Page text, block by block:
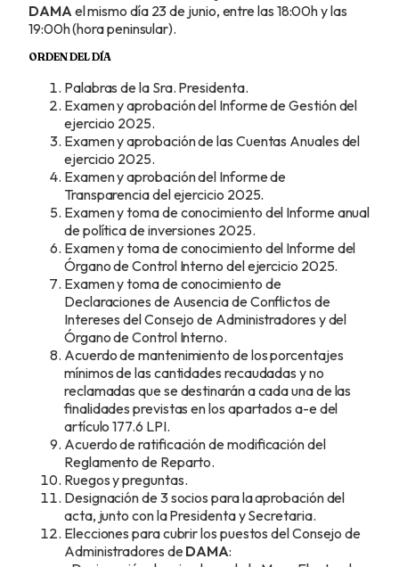
DAMAel mismo día 23 de junio, entre las 18:00h y las
19:00h (hora peninsular).
ORDEN DEL DÍA
Palabras de la Sra. Presidenta.
Examen y aprobación del Informe de Gestión del
ejercicio 2025.
Examen y aprobación de las Cuentas Anuales del
ejercicio 2025.
Examen y aprobación del Informe de
Transparencia del ejercicio 2025.
Examen y toma de conocimiento del Informe anual
de política de inversiones 2025.
Examen y toma de conocimiento del Informe del
Órgano de Control Interno del ejercicio 2025.
Examen y toma de conocimiento de
Declaraciones de Ausencia de Conflictos de
Intereses del Consejo de Administradores y del
Órgano de Control Interno.
Acuerdo de mantenimiento de los porcentajes
mínimos de las cantidades recaudadas y no
reclamadas que se destinarán a cada una de las
finalidades previstas en los apartados a-e del
artículo 177.6 LPI.
Acuerdo de ratificación de modificación del
Reglamento de Reparto.
Ruegos y preguntas.
Designación de 3 socios para la aprobación del
acta, junto con la Presidenta y Secretaria.
Elecciones para cubrir los puestos del Consejo de
Administradores de DAMA: